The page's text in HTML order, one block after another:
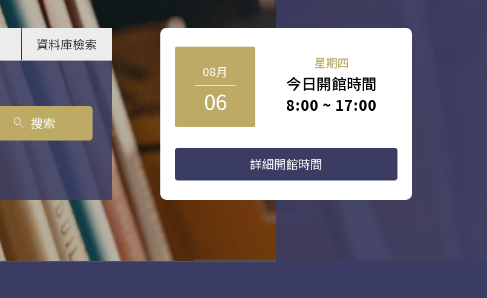
資料庫檢索
search 搜索
08月
06
星期四
今日開館時間
8:00 ~ 17:00
詳細開館時間